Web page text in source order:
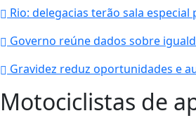
Rio: delegacias terão sala
Governo reúne dados sobre
Gravidez reduz oportunidades e
Motociclistas de